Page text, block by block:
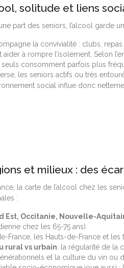
solitude et liens
part des seniors, l’alcool garde
la convivialité : clubs,
aider à rompre l’isolement. Selon
seuls consomment parfois plus
les seniors actifs ou très
social influe donc
et milieux : des
la carte de l’alcool chez les
:
Est, Occitanie, Nouvelle-
chez les 65-75 ans).
de-France, les Hauts-de-France et
rural vs urbain: la régularité de la
et la culture du vin ou